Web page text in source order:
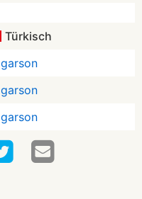
Türkisch
garson
garson
garson